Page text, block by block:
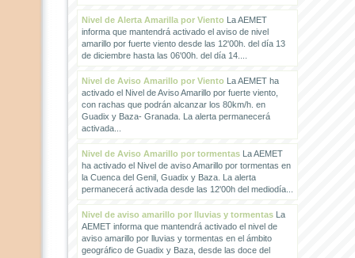
Nivel de Alerta Amarilla por VientoLa AEMET
informa que mantendrá activado el aviso de nivel
amarillo por fuerte viento desde las 12'00h. del día 13
de diciembre hasta las 06'00h. del día 14....
Nivel de Aviso Amarillo por VientoLa AEMET ha
activado el Nivel de Aviso Amarillo por fuerte viento,
con rachas que podrán alcanzar los 80km/h. en
Guadix y Baza- Granada. La alerta permanecerá
activada...
Nivel de Aviso Amarillo por tormentasLa AEMET
ha activado el Nivel de aviso Amarillo por tormentas en
la Cuenca del Genil, Guadix y Baza. La alerta
permanecerá activada desde las 12'00h del mediodía...
Nivel de aviso amarillo por lluvias y tormentasLa
AEMET informa que mantendrá activado el nivel de
aviso amarillo por lluvias y tormentas en el ámbito
geográfico de Guadix y Baza, desde las doce del